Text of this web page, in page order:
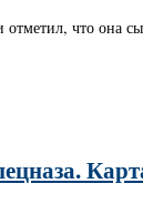
что она